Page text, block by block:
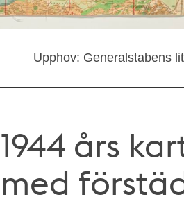
Upphov: Generalstabens
1944 års
med